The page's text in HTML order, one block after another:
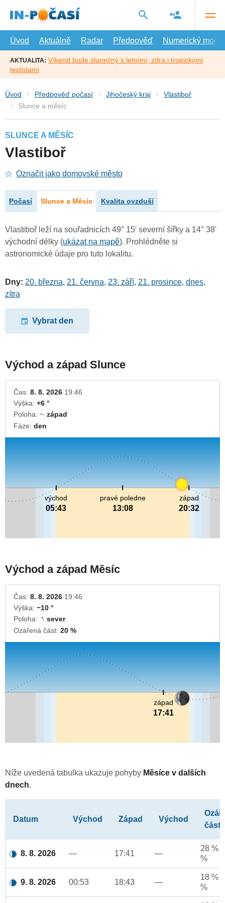
hlavní
Úvod
Aktuálně Radar Předpověď Numerický model
AKTUALITA: Víkend bude slunečný s letními, zítra i tropickými
teplotami
Úvod Předpověď počasí Jihočeský kraj
Vlastiboř
Slunce a měsíc
SLUNCE A MĚSÍC
Vlastiboř
Označit jako domovské město
Počasí Slunce a Měsíc Kvalita ovzduší
Vlastiboř leží na souřadnicích 49° 15' severní šířky a 14° 38'
východní délky (ukázat na mapě). Prohlédněte si
astronomické údaje pro tuto lokalitu.
Dny: 20. března, 21. června, 23. září, 21. prosince, dnes,
zítra
Vybrat den
Východ a západ Slunce
Čas: 8. 8. 2026 19:46
Výška: +6 °
Poloha: ↓západ
Fáze: den
pravé poledne
13:08
východ
05:43
západ
20:32
Východ a západ Měsíc
Čas: 8. 8. 2026 19:46
Výška: −10 °
Poloha: ↓ sever
Ozářená část: 20 %
západ
17:41
Níže uvedená tabulka ukazuje pohyby Měsíce v dalších
dnech.
Datum Východ Západ Východ
část
8. 8. 2026 — 17:41 —
28 %
%
9. 8. 2026 00:53 18:43 —
18 %
%